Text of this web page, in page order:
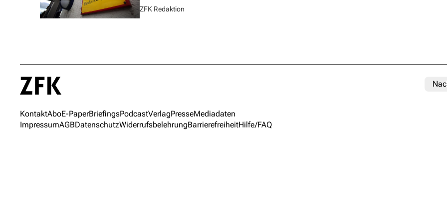
ZFK Redaktion
KontaktAboE-PaperBriefingsPodcastVerlagPresseMediadaten
ImpressumAGBDatenschutzWiderrufsbelehrungBarrierefreiheitHilfe/FAQ